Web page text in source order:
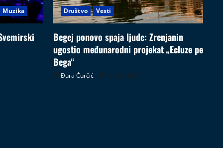
Muzika Društvo Vesti
Begej ponovo spaja ljude: Zrenjanin
ugostio međunarodni projekat „Ecluze pe
Bega“
Đura Ćurčić 26.07.2026